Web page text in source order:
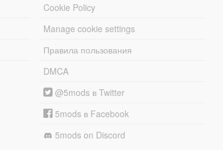
Cookie Policy
Manage cookie settings
Правила пользования
DMCA
@5mods в Twitter
5mods в Facebook
5mods on Discord